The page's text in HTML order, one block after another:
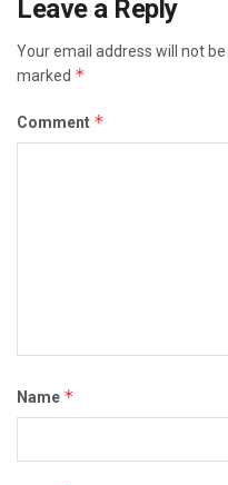
Leave a Reply
Your email address will not be
marked *
Comment *
Name *